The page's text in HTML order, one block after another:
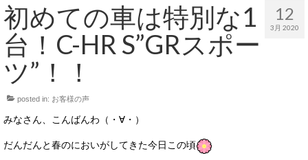
M’sCollectionパーツ一覧
エムズオート
M’sCollection
エムズオートとは
12
3月 2020
初めての車は特別な1
台！C-HR S”GRスポー
ツ”！！
posted in: お客様の声
みなさん、こんばんわ（・∀・）
だんだんと春のにおいがしてきた今日この頃